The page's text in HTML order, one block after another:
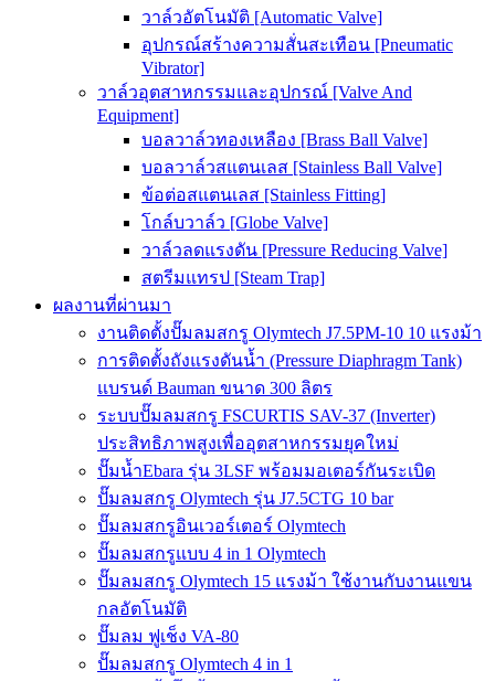
วาล์วอัตโนมัติ [Automatic Valve]
อุปกรณ์สร้างความสั่นสะเทือน [Pneumatic
Vibrator]
วาล์วอุตสาหกรรมและอุปกรณ์ [Valve And
Equipment]
บอลวาล์วทองเหลือง [Brass Ball Valve]
บอลวาล์วสแตนเลส [Stainless Ball Valve]
ข้อต่อสแตนเลส [Stainless Fitting]
โกล์บวาล์ว [Globe Valve]
วาล์วลดแรงดัน [Pressure Reducing Valve]
สตรีมแทรป [Steam Trap]
ผลงานที่ผ่านมา
งานติดตั้งปั๊มลมสกรู Olymtech J7.5PM-10 10 แรงม้า
การติดตั้งถังแรงดันน้ำ (Pressure Diaphragm Tank)
แบรนด์ Bauman ขนาด 300 ลิตร
ระบบปั๊มลมสกรู FSCURTIS SAV-37 (Inverter)
ประสิทธิภาพสูงเพื่ออุตสาหกรรมยุคใหม่
ปั๊มน้ำEbara รุ่น 3LSF พร้อมมอเตอร์กันระเบิด
ปั๊มลมสกรู Olymtech รุ่น J7.5CTG 10 bar
ปั๊มลมสกรูอินเวอร์เตอร์ Olymtech
ปั๊มลมสกรูแบบ 4 in 1 Olymtech
ปั๊มลมสกรู Olymtech 15 แรงม้า ใช้งานกับงานแขน
กลอัตโนมัติ
ปั๊มลม ฟูเช็ง VA-80
ปั๊มลมสกรู Olymtech 4 in 1